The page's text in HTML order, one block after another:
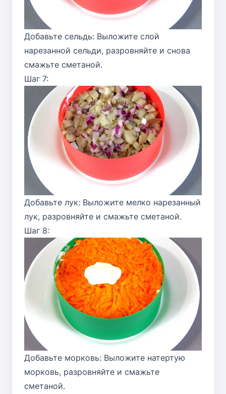
Добавьте сельдь: Выложите слой
нарезанной сельди, разровняйте и снова
смажьте сметаной.
Шаг 7:
Добавьте лук: Выложите мелко нарезанный
лук, разровняйте и смажьте сметаной.
Шаг 8:
Добавьте морковь: Выложите натертую
морковь, разровняйте и смажьте
сметаной.